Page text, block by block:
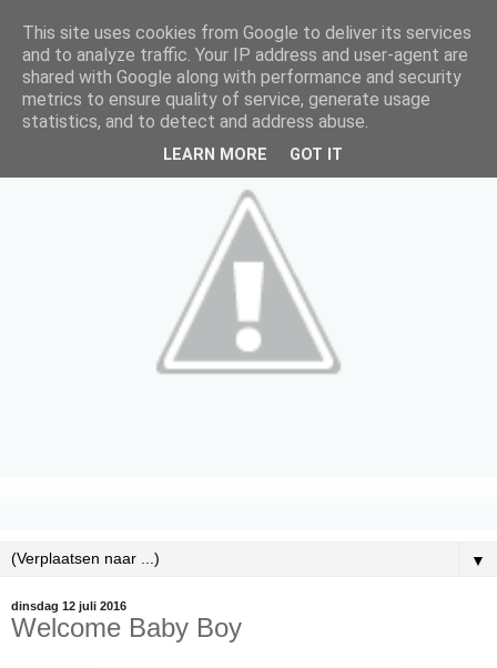
▼
dinsdag 12 juli 2016
Welcome Baby Boy
This site uses cookies from Google to deliver its services
and to analyze traffic. Your IP address and user-agent are
shared with Google along with performance and security
metrics to ensure quality of service, generate usage
statistics, and to detect and address abuse.
LEARN MORE GOT IT